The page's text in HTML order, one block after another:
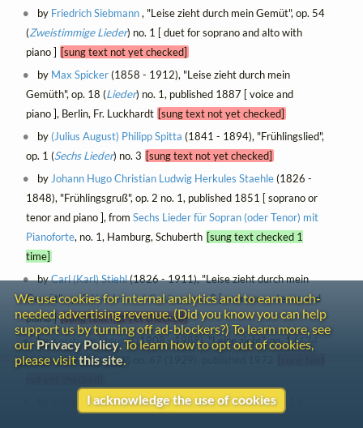
by Friedrich Siebmann, "Leise zieht durch mein Gemüt", op. 54
(Zweistimmige Lieder) no. 1 [ duet for soprano and alto with
piano ] [sung text not yet checked]
by Max Spicker(1858 - 1912), "Leise zieht durch mein
Gemüth", op. 18 (Lieder) no. 1, published 1887 [ voice and
piano ], Berlin, Fr. Luckhardt [sung text not yet checked]
by (Julius August) Philipp Spitta (1841 - 1894), "Frühlingslied",
op. 1 (Sechs Lieder) no. 3 [sung text not yet checked]
by Johann Hugo Christian Ludwig Herkules Staehle(1826 -
1848), "Frühlingsgruß", op. 2 no. 1, published 1851 [ soprano or
tenor and piano ], from Sechs Lieder für Sopran (oder Tenor) mit
Pianoforte, no. 1, Hamburg, Schuberth [sung text checked 1
time]
byCarl (Karl) Stiehl(1826 - 1911), "Leise zieht durch mein
Gemüt", op. 2 (Lieder und Gesänge) no. 2 [ soprano or tenor and
piano ][sung text not yet checked]
byKorstiaan Stougie(1908 - 1988), "Leise zieht", op. 1 (124
liederen : 1925-1969
Wilhelm Sturm(1842 - 1922), "Frühlingsgruss", op. 19
We use cookies for internal analytics and to earn much-
needed advertising revenue. (Did you know you can help
support us by turning off ad-blockers?) To learn more, see
our Privacy Policy. To learn how to opt out of cookies,
please visitthis site.
I acknowledge the use of cookies